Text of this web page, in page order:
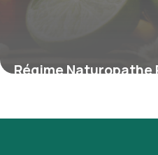
Régime Naturopathe